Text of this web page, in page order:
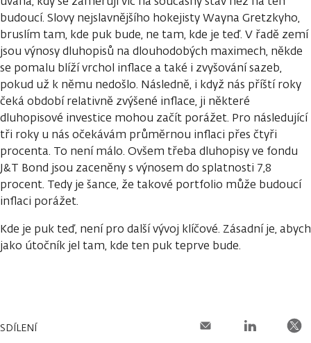
budoucí. Slovy nejslavnějšího hokejisty Wayna Gretzkyho,
bruslím tam, kde puk bude, ne tam, kde je teď. V řadě zemí
jsou výnosy dluhopisů na dlouhodobých maximech, někde
se pomalu blíží vrchol inflace a také i zvyšování sazeb,
pokud už k němu nedošlo. Následně, i když nás příští roky
čeká období relativně zvýšené inflace, ji některé
dluhopisové investice mohou začít porážet. Pro následující
tři roky u nás očekávám průměrnou inflaci přes čtyři
procenta. To není málo. Ovšem třeba dluhopisy ve fondu
J&T Bond jsou zaceněny s výnosem do splatnosti 7,8
procent. Tedy je šance, že takové portfolio může budoucí
inflaci porážet.
Kde je puk teď, není pro další vývoj klíčové. Zásadní je, abych
jako útočník jel tam, kde ten puk teprve bude.
SDÍLENÍ